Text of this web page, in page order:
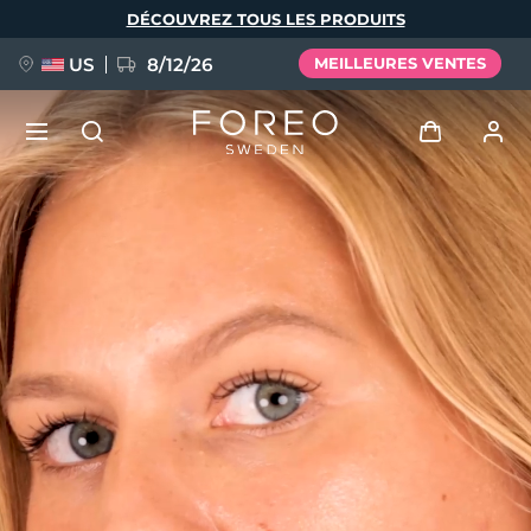
DÉCOUVREZ TOUS LES PRODUITS
US 8/12/26 MEILLEURES VENTES
Se connecter
Profil de l'utilisateur
Mes appareils
Mes commandes
Mes adresses
NOUVEAU
FAQ™ Pure Beauty-Tech Elixir
issa™ Teeth Whitening Set
Langue
Deutsch
Español
Italiano
Português
Polski
Svenska
Русский
Türkçe
简体中文